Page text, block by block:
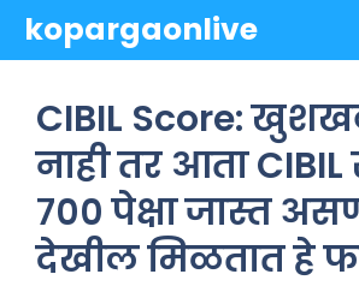
Skipkopargaonlive
CIBIL Score:
नाही तर आता CIBIL
७०० पेक्षा जास्त
देखील मिळतात हे